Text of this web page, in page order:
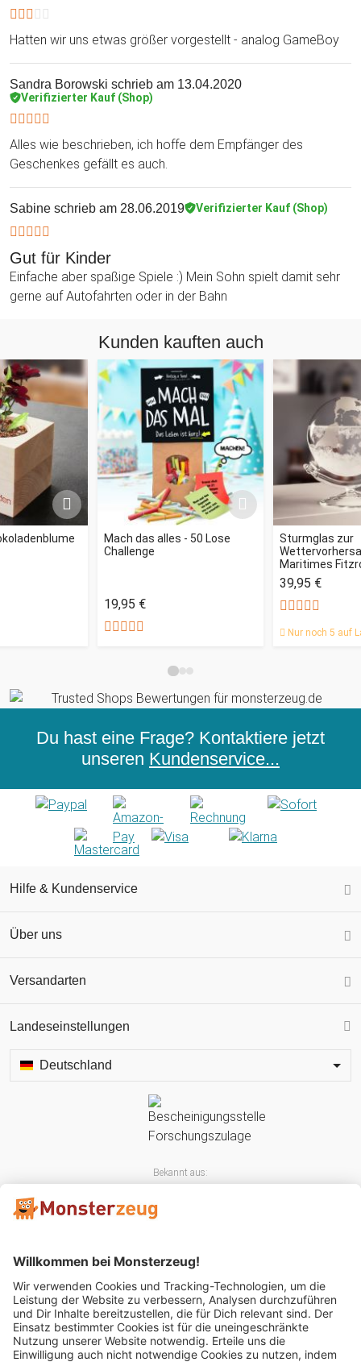
Hatten wir uns etwas größer vorgestellt - analog GameBoy
Sandra Borowski schrieb am 13.04.2020
Verifizierter Kauf (Shop)
Alles wie beschrieben, ich hoffe dem Empfänger des
Geschenkes gefällt es auch.
Sabine schrieb am 28.06.2019 Verifizierter Kauf (Shop)
Gut für Kinder
Einfache aber spaßige Spiele :) Mein Sohn spielt damit sehr
gerne auf Autofahrten oder in der Bahn
Kunden kauften auch
Mach das alles - 50 Lose
Challenge
19,95 €
Sturmglas zur
Maritimes
39,95 €
Nur noch 5 auf
Du hast eine Frage? Kontaktiere jetzt
unseren Kundenservice...
Hilfe & Kundenservice
Über uns
Versandarten
Landeseinstellungen
Deutschland
Bekannt aus:
Mitglied im: